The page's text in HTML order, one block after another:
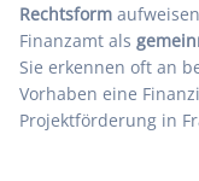
Rechtsform
Finanzamt als
Sie erkennen oft an
Vorhaben eine
Projektförderung in